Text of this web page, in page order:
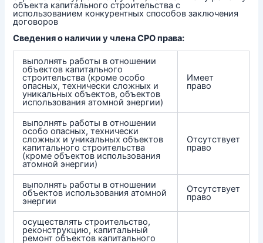
объекта капитального строительства с
использованием конкурентных способов заключения
договоров
Сведения о наличии у члена СРО права:
выполнять работы в отношении
объектов капитального
строительства (кроме особо
опасных, технически сложных и
уникальных объектов, объектов
использования атомной энергии)
Имеет
право
выполнять работы в отношении
особо опасных, технически
сложных и уникальных объектов
капитального строительства
(кроме объектов использования
атомной энергии)
Отсутствует
право
выполнять работы в отношении
объектов использования атомной
энергии
Отсутствует
право
осуществлять строительство,
реконструкцию, капитальный
ремонт объектов капитального